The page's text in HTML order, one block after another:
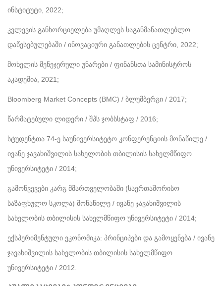
ინსტიტუტი, 2022;
კვლევის განხორციელება უმაღლეს საგანმანათლებლო
დაწესებულებაში / ინოვაციური განათლების ცენტრი, 2022;
მოხელის მენეჯერული უნარები / ფინანსთა სამინისტროს
აკადემია, 2021;
Bloomberg Market Concepts (BMC) / ბლუმბერგი / 2017;
წარმატებული ლიდერი / შპს ჯობსსტაფ / 2016;
სტუდენტთა 74-ე საუნივერსიტეტო კონფერენციის მონაწილე /
ივანე ჯავახიშვილის სახელობის თბილისის სახელმწიფო
უნივერსიტეტი / 2014;
გამოწვევები კარგ მმართველობაში (საერთაშორისო
საზაფხულო სკოლა) მონაწილე / ივანე ჯავახიშვილის
სახელობის თბილისის სახელმწიფო უნივერსიტეტი / 2014;
ექსპერიმენტული ეკონომიკა: პრინციპები და გამოყენება / ივანე
ჯავახიშვილის სახელობის თბილისის სახელმწიფო
უნივერსიტეტი / 2012.